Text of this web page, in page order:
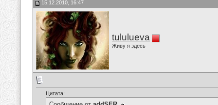
15.12.2010, 16:47
tululueva
Живу я здесь
Цитата: